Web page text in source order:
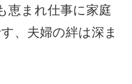
恵まれ仕事に家庭
、夫婦の絆は深ま